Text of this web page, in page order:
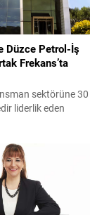
Düzce Petrol-İş
Frekans’ta
sektörüne 30
liderlik eden
Frekans projesi
Türkiye Petrol
Sendikası
ile iş birliği
Protokol
Petrol-İş
bağlı sendika üyeleri